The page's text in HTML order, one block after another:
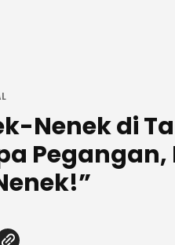
Nenek di
Pegangan,